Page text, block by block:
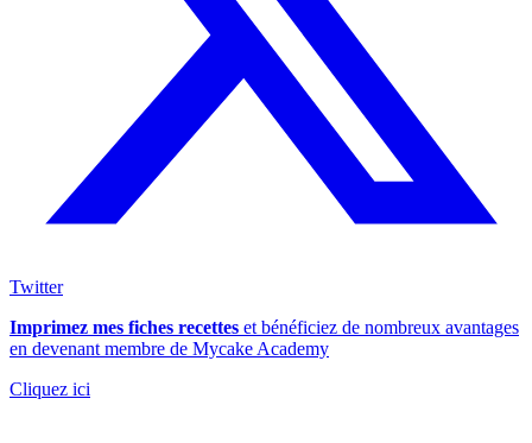
Twitter
Imprimez mes fiches recettes et bénéficiez de nombreux avantages
en devenant membre de Mycake Academy
Cliquez ici